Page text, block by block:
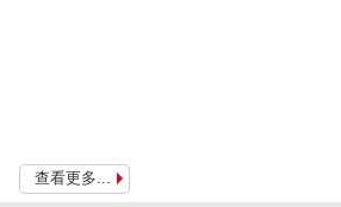
查看更多...